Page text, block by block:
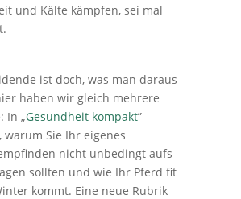
und Kälte kämpfen, sei mal
ist doch, was man daraus
haben wir gleich mehrere
In „Gesundheit kompakt”
warum Sie Ihr eigenes
nicht unbedingt aufs
sollten und wie Ihr Pferd fit
kommt. Eine neue Rubrik